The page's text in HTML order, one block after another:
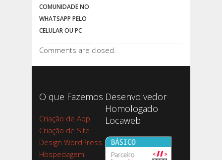
COMUNIDADE NO
WHATSAPP PELO
CELULAR OU PC
Comments are closed.
O que Fazemos
Criação de App
Criação de Site
Design WordPress
Hospedagem
Desenvolvedor
Homologado
Locaweb